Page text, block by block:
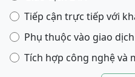
Tiếp cận trực tiếp với
Phụ thuộc vào giao
Tích hợp công nghệ và